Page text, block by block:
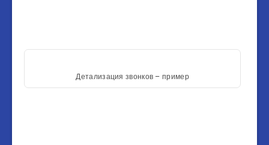
Детализация звонков – пример